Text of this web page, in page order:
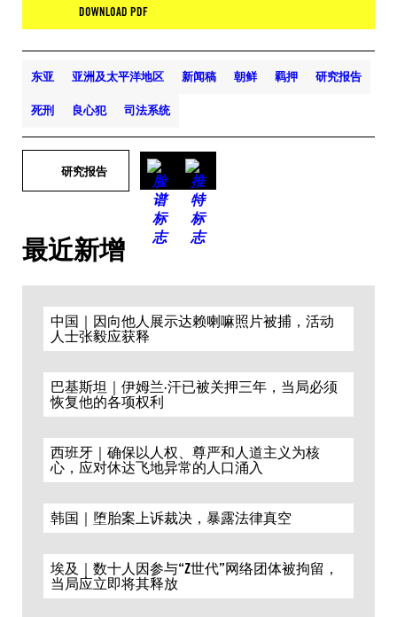
DOWNLOAD PDF
东亚 亚洲及太平洋地区 新闻稿 朝鲜 羁押 研究报告
死刑 良心犯 司法系统
研究报告
最近新增
中国｜因向他人展示达赖喇嘛照片被捕，活动
人士张毅应获释
巴基斯坦｜伊姆兰·汗已被关押三年，当局必须
恢复他的各项权利
西班牙｜确保以人权、尊严和人道主义为核
心，应对休达飞地异常的人口涌入
韩国｜堕胎案上诉裁决，暴露法律真空
埃及｜数十人因参与“Z世代”网络团体被拘留，
当局应立即将其释放